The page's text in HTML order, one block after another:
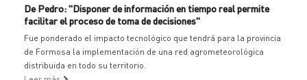
De Pedro: "Disponer de información en tiempo real permite
facilitar el proceso de toma de decisiones"
Fue ponderado el impacto tecnológico que tendrá para la provincia
de Formosa la implementación de una red agrometeorológica
distribuida en todo su territorio.